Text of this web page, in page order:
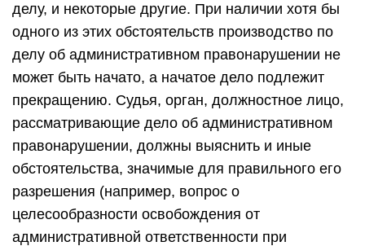
делу, и некоторые другие. При наличии хотя бы
одного из этих обстоятельств производство по
делу об административном правонарушении не
может быть начато, а начатое дело подлежит
прекращению. Судья, орган, должностное лицо,
рассматривающие дело об административном
правонарушении, должны выяснить и иные
обстоятельства, значимые для правильного его
разрешения (например, вопрос о
целесообразности освобождения от
административной ответственности при